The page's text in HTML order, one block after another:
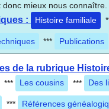
donc mieux nous connaître.
: Histoire familiale
*** Publications
de la rubrique
*** Les cousins *** Des
*** Références